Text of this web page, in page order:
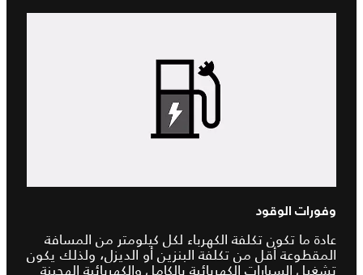
وفورات الوقود
عادة ما تكون تكلفة الكهرباء لكل كيلومتر من المسافة
المقطوعة أقل من تكلفة البنزين أو الديزل، ولذلك يكون
تشغيل السيارات الكهربائية بالكامل والكهربائية الهجينة